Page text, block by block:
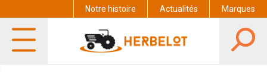
Notre histoire Actualités Marques